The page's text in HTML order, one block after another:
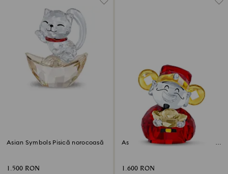
Asian Symbols Pisică norocoasă
1.500 RON
Asian Symbols Simpaticul Zeu al
1.600 RON